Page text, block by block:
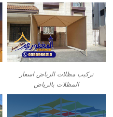
تركيب مظلات الرياض اسعار
المظلات بالرياض